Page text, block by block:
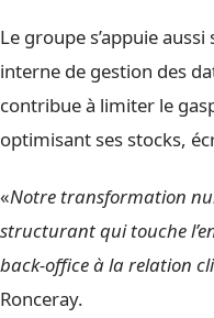
Le groupe s’appuie
interne de gestion des
contribue à limiter le
optimisant ses stocks,
«Notre transformation
structurant qui touche
back-office à la relation
Ronceray.